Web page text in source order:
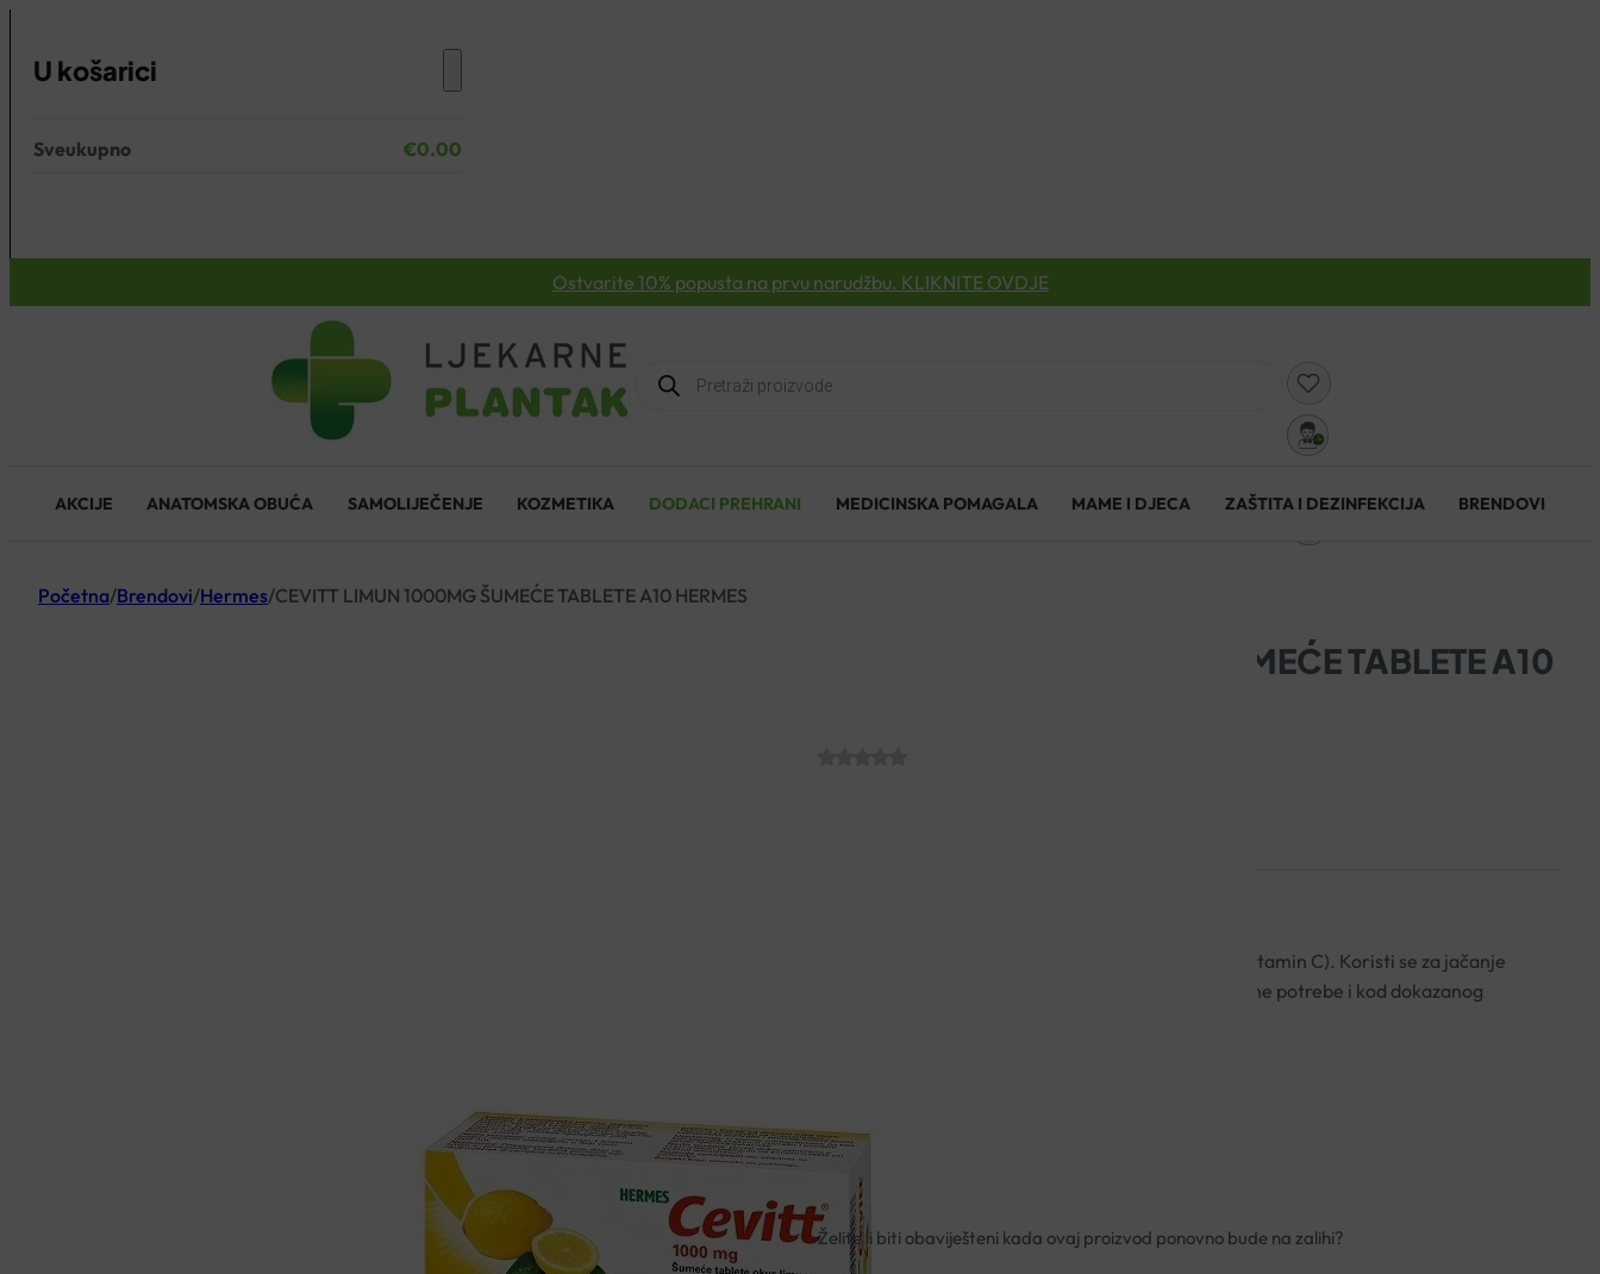
U košarici
Nema proizvoda u košarici.
Sveukupno €0.00
Ostvarite 10% popusta na prvu narudžbu. KLIKNITE OVDJE
Products
search
AKCIJE ANATOMSKA OBUĆA SAMOLIJEČENJE KOZMETIKA DODACI PREHRANI MEDICINSKA POMAGALA MAME I DJECA ZAŠTITA I DEZINFEKCIJA BRENDOVI
Početna/Brendovi/Hermes/CEVITT LIMUN 1000MG ŠUMEĆE TABLETE A10 HERMES
CEVITT LIMUN 1000MG ŠUMEĆE TABLETE A10
Dodatak prehrani s 1000 mg askorbinske kiseline (vitamin C). Koristi se za jačanje
imuniteta kod različitih infektivnih bolesti te povećane potrebe i kod dokazanog